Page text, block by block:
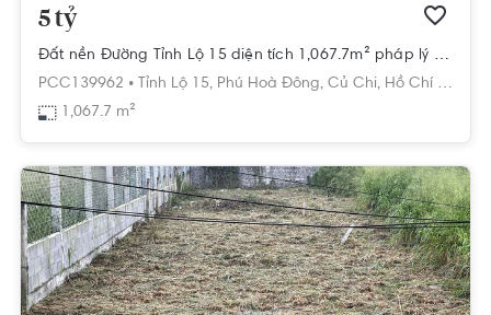
5 tỷ
Đất nền Đường Tỉnh Lộ 15 diện tích 1,067.7m² pháp lý sổ hồng.
PCC139962 • Tỉnh Lộ 15, Phú Hoà Đông, Củ Chi, Hồ Chí Minh
1,067.7 m²